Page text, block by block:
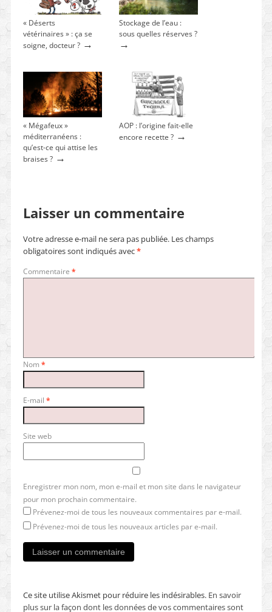
« Déserts
vétérinaires » : ça se
soigne, docteur ?→
Stockage de l’eau :
sous quelles réserves ?
→
« Mégafeux »
méditerranéens :
qu’est-ce qui attise les
braises ?→
AOP : l’origine fait-elle
encore recette ?→
Laisser un commentaire
Votre adresse e-mail ne sera pas publiée. Les champs
obligatoires sont indiqués avec*
Commentaire *
Nom *
E-mail *
Site web
Enregistrer mon nom, mon e-mail et mon site dans le navigateur
pour mon prochain commentaire.
Prévenez-moi de tous les nouveaux commentaires par e-mail.
Prévenez-moi de tous les nouveaux articles par e-mail.
Ce site utilise Akismet pour réduire les indésirables. En savoir
plus sur la façon dont les données de vos commentaires sont